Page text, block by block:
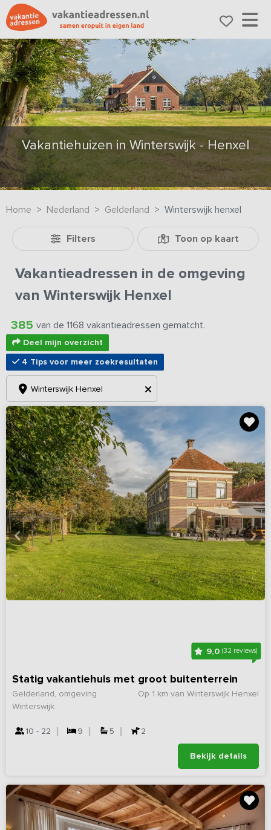
Vakantiehuizen in Winterswijk - Henxel
Home Nederland Gelderland Winterswijk henxel
Filters Toon op kaart
Vakantieadressen in de omgeving
van Winterswijk Henxel
385 van de 1168 vakantieadressen gematcht.
Deel mijn overzicht
4 Tips voor meer zoekresultaten
Winterswijk Henxel
9,0 (32 reviews)
Statig vakantiehuis met groot buitenterrein
Op 1 km van Winterswijk Henxel
Gelderland, omgeving
Winterswijk
10 - 22 9 5 2
Bekijk details